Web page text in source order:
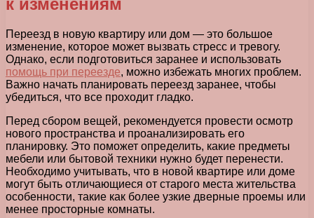
Переезд в новую квартиру или дом — это большое
изменение, которое может вызвать стресс и тревогу.
Однако, если подготовиться заранее и использовать
помощь при переезде, можно избежать многих проблем.
Важно начать планировать переезд заранее, чтобы
убедиться, что все проходит гладко.
Перед сбором вещей, рекомендуется провести осмотр
нового пространства и проанализировать его
планировку. Это поможет определить, какие предметы
мебели или бытовой техники нужно будет перенести.
Необходимо учитывать, что в новой квартире или доме
могут быть отличающиеся от старого места жительства
особенности, такие как более узкие дверные проемы или
менее просторные комнаты.